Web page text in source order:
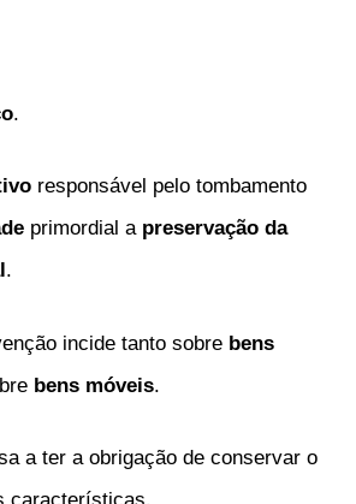
.
responsável pelo tombamento
primordial a preservação da
.
incide tanto sobre bens
bens móveis.
a ter a obrigação de conservar o